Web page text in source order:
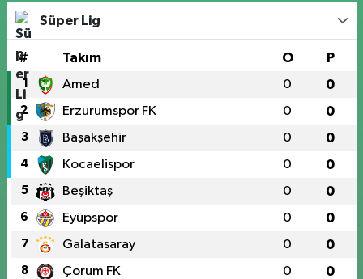
Süper Lig
# Takım O P
1 Amed 0 0
2 Erzurumspor FK 0 0
3 Başakşehir 0 0
4 Kocaelispor 0 0
5 Beşiktaş 0 0
6 Eyüpspor 0 0
7 Galatasaray 0 0
8 Çorum FK 0 0